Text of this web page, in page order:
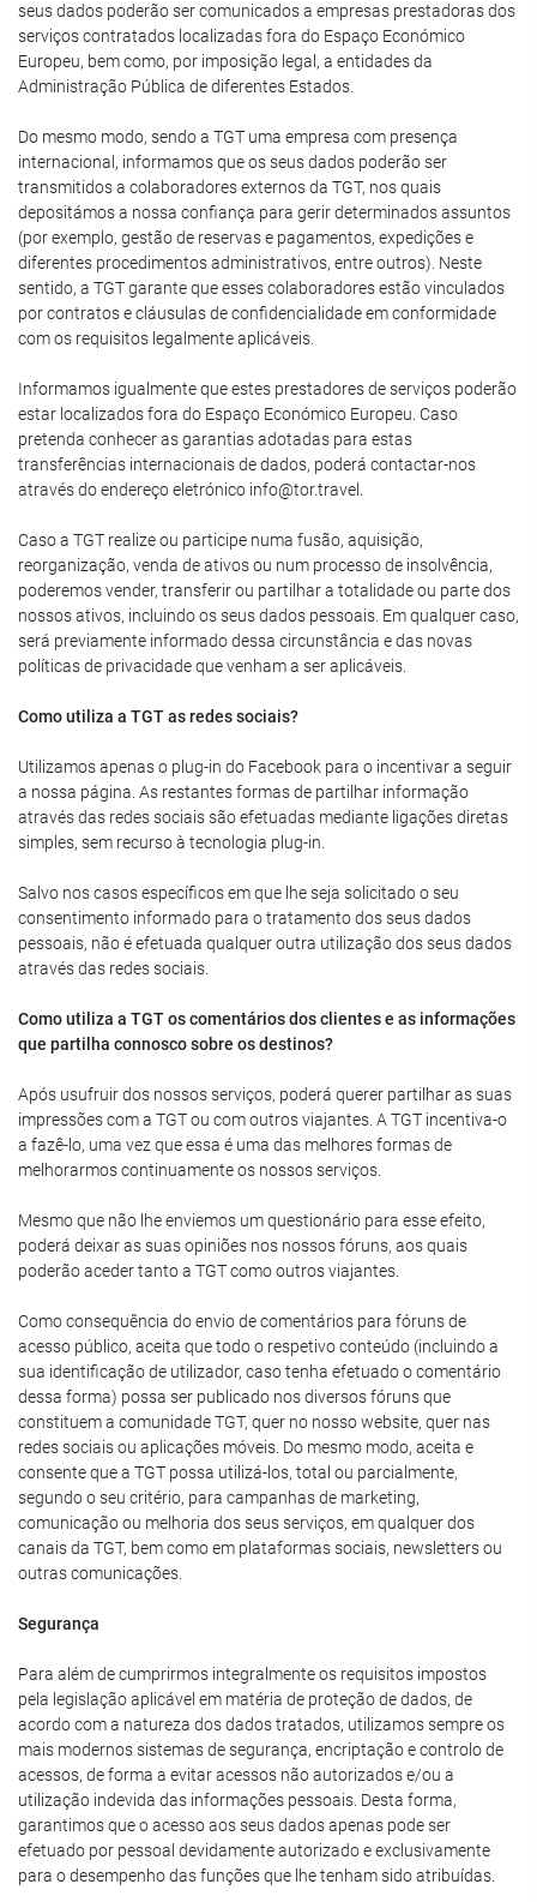
seus dados poderão ser comunicados a empresas prestadoras dos
serviços contratados localizadas fora do Espaço Económico
Europeu, bem como, por imposição legal, a entidades da
Administração Pública de diferentes Estados.
Do mesmo modo, sendo a TGT uma empresa com presença
internacional, informamos que os seus dados poderão ser
transmitidos a colaboradores externos da TGT, nos quais
depositámos a nossa confiança para gerir determinados assuntos
(por exemplo, gestão de reservas e pagamentos, expedições e
diferentes procedimentos administrativos, entre outros). Neste
sentido, a TGT garante que esses colaboradores estão vinculados
por contratos e cláusulas de confidencialidade em conformidade
com os requisitos legalmente aplicáveis.
Informamos igualmente que estes prestadores de serviços poderão
estar localizados fora do Espaço Económico Europeu. Caso
pretenda conhecer as garantias adotadas para estas
transferências internacionais de dados, poderá contactar-nos
através do endereço eletrónico info@tor.travel.
Caso a TGT realize ou participe numa fusão, aquisição,
reorganização, venda de ativos ou num processo de insolvência,
poderemos vender, transferir ou partilhar a totalidade ou parte dos
nossos ativos, incluindo os seus dados pessoais. Em qualquer caso,
será previamente informado dessa circunstância e das novas
políticas de privacidade que venham a ser aplicáveis.
Como utiliza a TGT as redes sociais?
Utilizamos apenas o plug-in do Facebook para o incentivar a seguir
a nossa página. As restantes formas de partilhar informação
através das redes sociais são efetuadas mediante ligações diretas
simples, sem recurso à tecnologia plug-in.
Salvo nos casos específicos em que lhe seja solicitado o seu
consentimento informado para o tratamento dos seus dados
pessoais, não é efetuada qualquer outra utilização dos seus dados
através das redes sociais.
Como utiliza a TGT os comentários dos clientes e as informações
que partilha connosco sobre os destinos?
Após usufruir dos nossos serviços, poderá querer partilhar as suas
impressões com a TGT ou com outros viajantes. A TGT incentiva-o
a fazê-lo, uma vez que essa é uma das melhores formas de
melhorarmos continuamente os nossos serviços.
Mesmo que não lhe enviemos um questionário para esse efeito,
poderá deixar as suas opiniões nos nossos fóruns, aos quais
poderão aceder tanto a TGT como outros viajantes.
Como consequência do envio de comentários para fóruns de
acesso público, aceita que todo o respetivo conteúdo (incluindo a
sua identificação de utilizador, caso tenha efetuado o comentário
dessa forma) possa ser publicado nos diversos fóruns que
constituem a comunidade TGT, quer no nosso website, quer nas
redes sociais ou aplicações móveis. Do mesmo modo, aceita e
consente que a TGT possa utilizá-los, total ou parcialmente,
segundo o seu critério, para campanhas de marketing,
comunicação ou melhoria dos seus serviços, em qualquer dos
canais da TGT, bem como em plataformas sociais, newsletters ou
outras comunicações.
Segurança
Para além de cumprirmos integralmente os requisitos impostos
pela legislação aplicável em matéria de proteção de dados, de
acordo com a natureza dos dados tratados, utilizamos sempre os
mais modernos sistemas de segurança, encriptação e controlo de
acessos, de forma a evitar acessos não autorizados e/ou a
utilização indevida das informações pessoais. Desta forma,
garantimos que o acesso aos seus dados apenas pode ser
efetuado por pessoal devidamente autorizado e exclusivamente
para o desempenho das funções que lhe tenham sido atribuídas.